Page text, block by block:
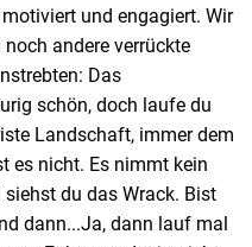
und engagiert. Wir
andere verrückte
Das
schön, doch laufe du
Landschaft, immer dem
es nicht. Es nimmt kein
du das Wrack. Bist
dann...Ja, dann lauf mal